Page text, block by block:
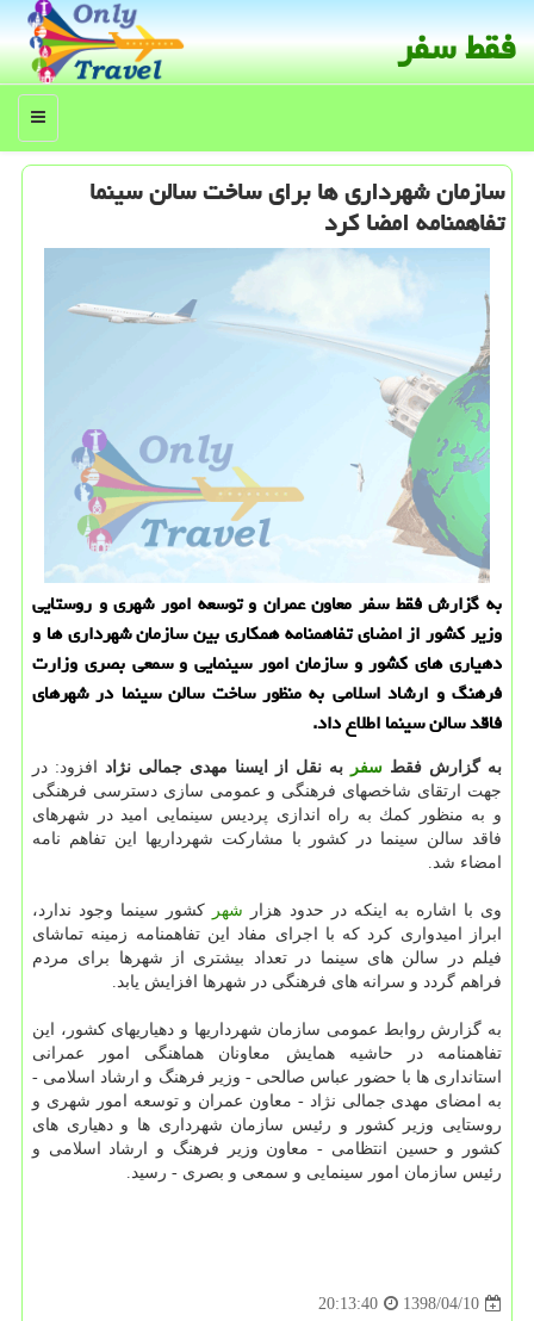
فقط سفر
منو
سازمان شهرداری ها برای ساخت سالن سینما
تفاهمنامه امضا كرد
به گزارش فقط سفر معاون عمران و توسعه امور شهری و روستایی
وزیر كشور از امضای تفاهمنامه همكاری بین سازمان شهرداری ها و
دهیاری های كشور و سازمان امور سینمایی و سمعی بصری وزارت
فرهنگ و ارشاد اسلامی به منظور ساخت سالن سینما در شهرهای
فاقد سالن سینما اطلاع داد.
به گزارش فقط سفر به نقل از ایسنا مهدی جمالی نژاد افزود: در
جهت ارتقای شاخصهای فرهنگی و عمومی سازی دسترسی فرهنگی
و به منظور كمك به راه اندازی پردیس سینمایی امید در شهرهای
فاقد سالن سینما در كشور با مشاركت شهرداریها این تفاهم نامه
امضاء شد.
وی با اشاره به اینكه در حدود هزار شهر
كشور سینما وجود ندارد،
ابراز امیدواری كرد كه با اجرای مفاد این تفاهمنامه زمینه تماشای
فیلم در سالن های سینما در تعداد بیشتری از شهرها برای مردم
فراهم گردد و سرانه های فرهنگی در شهرها افزایش یابد.
به گزارش روابط عمومی سازمان شهرداریها و دهیاریهای كشور، این
تفاهمنامه در حاشیه همایش معاونان هماهنگی امور عمرانی
استانداری ها با حضور عباس صالحی - وزیر فرهنگ و ارشاد اسلامی -
به امضای مهدی جمالی نژاد - معاون عمران و توسعه امور شهری و
روستایی وزیر كشور و رئیس سازمان شهرداری ها و دهیاری های
كشور و حسین انتظامی - معاون وزیر فرهنگ و ارشاد اسلامی و
رئیس سازمان امور سینمایی و سمعی و بصری - رسید.
1398/04/10
20:13:40